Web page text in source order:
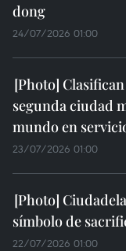
dong
24/07/2026 01:00
segunda ciudad
mundo en
23/07/2026 01:00
símbolo de
22/07/2026 01:00